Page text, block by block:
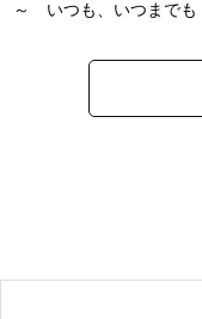
～ いつも、いつまで